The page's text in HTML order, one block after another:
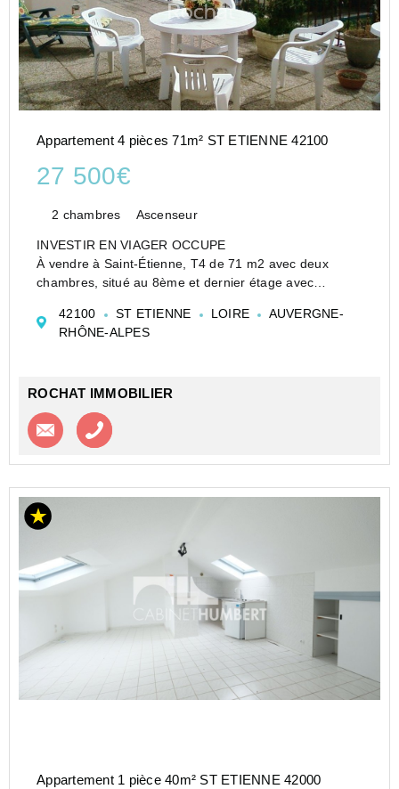
Appartement 4 pièces 71m² ST ETIENNE 42100
27 500€
2 chambres Ascenseur
INVESTIR EN VIAGER OCCUPE
À vendre à Saint-Étienne, T4 de 71 m2 avec deux
chambres, situé au 8ème et dernier étage avec
bien offre une terrasse exceptionnelle de 47 m2, idéale
pour profiter d'un espace ...
42100 ST ETIENNE LOIRE
AUVERGNE-
RHÔNE-ALPES
ROCHAT IMMOBILIER
Contacter l'agence
Appartement 1 pièce 40m² ST ETIENNE 42000